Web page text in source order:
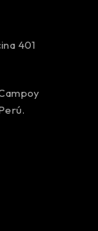
401